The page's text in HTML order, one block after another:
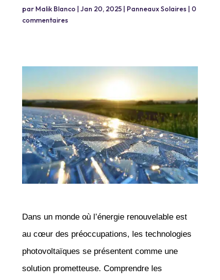
par Malik Blanco | Jan 20, 2025| Panneaux Solaires | 0
commentaires
Dans un monde où l’énergie renouvelable est
au cœur des préoccupations, les technologies
photovoltaïques se présentent comme une
solution prometteuse. Comprendre les